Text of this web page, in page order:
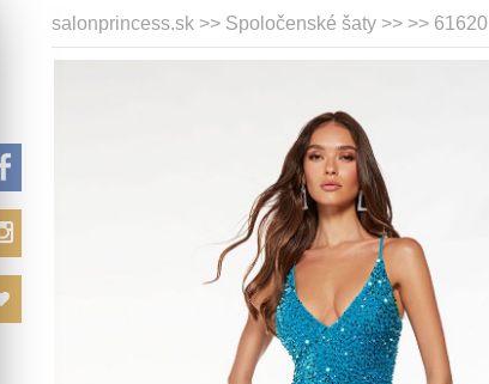
salonprincess.sk >> Spoločenské šaty >> >> 61620